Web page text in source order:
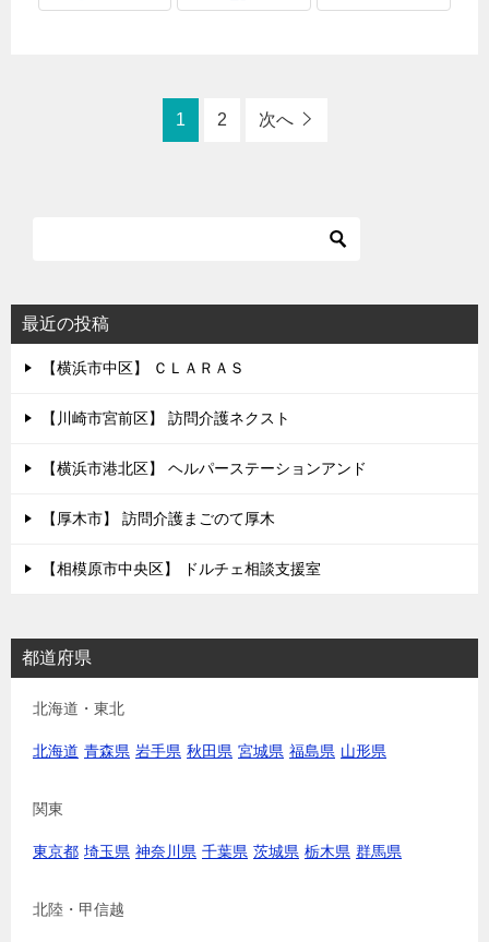
1 2 次へ
最近の投稿
【横浜市中区】 ＣＬＡＲＡＳ
【川崎市宮前区】 訪問介護ネクスト
【横浜市港北区】 ヘルパーステーションアンド
【厚木市】 訪問介護まごのて厚木
【相模原市中央区】 ドルチェ相談支援室
都道府県
北海道・東北
北海道 青森県 岩手県 秋田県 宮城県 福島県 山形県
関東
東京都 埼玉県 神奈川県 千葉県 茨城県 栃木県 群馬県
北陸・甲信越